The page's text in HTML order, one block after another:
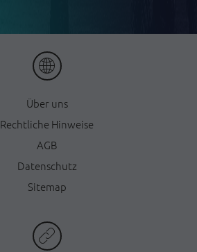
Über uns
Rechtliche Hinweise
AGB
Datenschutz
Sitemap